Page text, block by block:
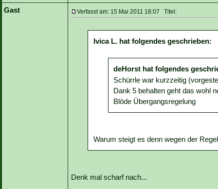
Gast
Verfasst am: 15 Mai 2011 18:07 Titel:
Ivica L. hat folgendes geschrieben:
deHorst hat folgendes
Schürrle war kurzzeitig
Dank 5 behalten geht das wohl
Blöde Übergangsregelung
Warum steigt es denn wegen der
Denk mal scharf nach...